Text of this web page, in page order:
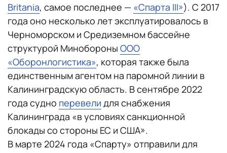
Britania, самое последнее — «Спарта III»). С 2017
года оно несколько лет эксплуатировалось в
Черноморском и Средиземном бассейне
структурой Минобороны ООО
«Оборонлогистика», которая также была
единственным агентом на паромной линии в
Калининградскую область. В сентябре 2022
года судно перевели для снабжения
Калининграда «в условиях санкционной
блокады со стороны ЕС и США».
В марте 2024 года «Спарту» отправили для